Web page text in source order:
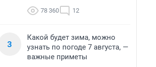
78 360 12
3
Какой будет зима, можно
узнать по погоде 7 августа, —
важные приметы